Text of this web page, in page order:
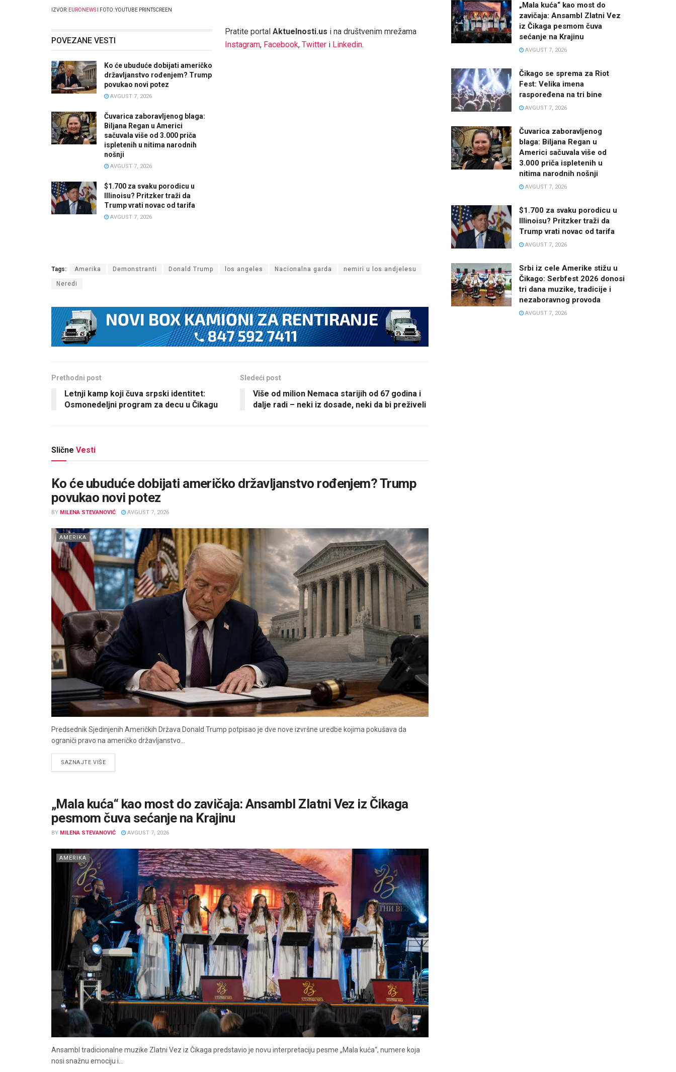
IZVOR: EURONEWS I FOTO: YOUTUBE PRINTSCREEN
POVEZANE VESTI
Ko će ubuduće dobijati američko
državljanstvo rođenjem? Trump
povukao novi potez
AVGUST 7, 2026
Čuvarica zaboravljenog blaga:
Biljana Regan u Americi
sačuvala više od 3.000 priča
ispletenih u nitima narodnih
nošnji
AVGUST 7, 2026
$1.700 za svaku porodicu u
Illinoisu? Pritzker traži da
Trump vrati novac od tarifa
AVGUST 7, 2026
Pratite portal Aktuelnosti.us i na društvenim mrežama
Instagram, Facebook, Twitter i Linkedin.
Tags: Amerika Demonstranti Donald Trump los angeles Nacionalna garda nemiri u los andjelesu
Neredi
Prethodni post
Letnji kamp koji čuva srpski identitet:
Osmonedeljni program za decu u Čikagu
Sledeći post
Više od milion Nemaca starijih od 67 godina i
dalje radi – neki iz dosade, neki da bi preživeli
Slične Vesti
Ko će ubuduće dobijati američko državljanstvo rođenjem? Trump
povukao novi potez
BY MILENA STEVANOVIĆ AVGUST 7, 2026
AMERIKA
Predsednik Sjedinjenih Američkih Država Donald Trump potpisao je dve nove izvršne uredbe kojima pokušava da
ograniči pravo na američko državljanstvo...
SAZNAJTE VIŠEDETAILS
„Mala kuća“ kao most do zavičaja: Ansambl Zlatni Vez iz Čikaga
pesmom čuva sećanje na Krajinu
BY MILENA STEVANOVIĆ AVGUST 7, 2026
AMERIKA
Ansambl tradicionalne muzike Zlatni Vez iz Čikaga predstavio je novu interpretaciju pesme „Mala kuća“, numere koja
nosi snažnu emociju i...
„Mala kuća“ kao most do
zavičaja: Ansambl Zlatni Vez
iz Čikaga pesmom čuva
sećanje na Krajinu
AVGUST 7, 2026
Čikago se sprema za Riot
Fest: Velika imena
raspoređena na tri bine
AVGUST 7, 2026
Čuvarica zaboravljenog
blaga: Biljana Regan u
Americi sačuvala više od
3.000 priča ispletenih u
nitima narodnih nošnji
AVGUST 7, 2026
$1.700 za svaku porodicu u
Illinoisu? Pritzker traži da
Trump vrati novac od tarifa
AVGUST 7, 2026
Srbi iz cele Amerike stižu u
Čikago: Serbfest 2026 donosi
tri dana muzike, tradicije i
nezaboravnog provoda
AVGUST 7, 2026